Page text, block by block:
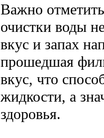
Важно
очистки воды
вкус и запах
прошедшая
вкус, что
жидкости, а
здоровья.